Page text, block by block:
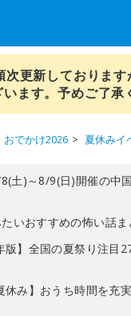
次更新しておりま
ます。予めご了承
おでかけ2026 夏休みイ
土)～8/9(日)開催の中
いおすすめの怖い話ま
版】全国の夏祭り注目
休み】おうち時間を充